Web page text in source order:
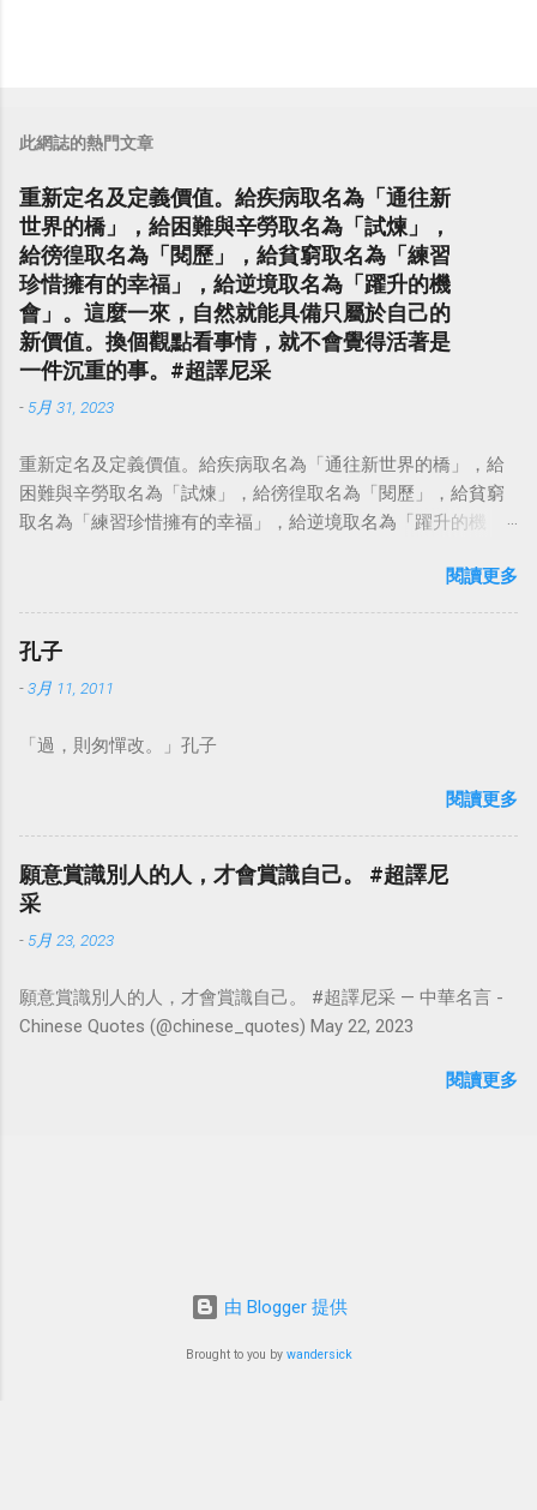
此網誌的熱門文章
重新定名及定義價值。給疾病取名為「通往新
世界的橋」，給困難與辛勞取名為「試煉」，
給徬徨取名為「閱歷」，給貧窮取名為「練習
珍惜擁有的幸福」，給逆境取名為「躍升的機
會」。這麼一來，自然就能具備只屬於自己的
新價值。換個觀點看事情，就不會覺得活著是
一件沉重的事。#超譯尼采
- 5月 31, 2023
重新定名及定義價值。給疾病取名為「通往新世界的橋」，給
困難與辛勞取名為「試煉」，給徬徨取名為「閱歷」，給貧窮
取名為「練習珍惜擁有的幸福」，給逆境取名為「躍升的機
點看事情，就不會覺得活著是一件沉重的事。#超譯尼采 — 中
華名言 - Chinese Quotes (@chinese_quotes) May 23, 2023
閱讀更多
孔子
-3月 11, 2011
「過，則匆憚改。」孔子
閱讀更多
願意賞識別人的人，才會賞識自己。 #超譯尼
采
- 5月 23, 2023
願意賞識別人的人，才會賞識自己。 #超譯尼采 — 中華名言 -
Chinese Quotes (@chinese_quotes) May 22, 2023
閱讀更多
由 Blogger 提供
Brought to you by wandersick